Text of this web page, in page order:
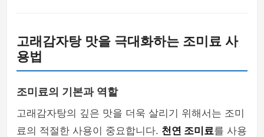
고래감자탕 맛을 극대화하는 조미료 사
용법
조미료의 기본과 역할
고래감자탕의 깊은 맛을 더욱 살리기 위해서는 조미
료의 적절한 사용이 중요합니다. 천연 조미료를 사용